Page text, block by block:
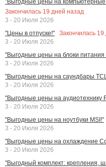
Закончилась 19 дней назад
3 - 20 Июля 2026
"Цены в отпуске!"
Закончилась 19
3 - 20 Июля 2026
"Выгодные цены на блоки питания
3 - 20 Июля 2026
"Выгодные цены на саундбары
3 - 20 Июля 2026
"Выгодные цены на аудиотехнику
3 - 20 Июля 2026
"Выгодные цены на ноутбуки MSI!"
3 - 20 Июля 2026
"Выгодные цены на охлаждение
3 - 20 Июля 2026
"Выгодный комплект: крепления,